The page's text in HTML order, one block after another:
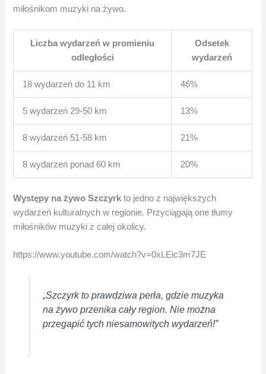
miłośnikom muzyki na żywo.
Liczba wydarzeń w promieniu
odległości
Odsetek
wydarzeń
18 wydarzeń do 11 km 46%
5 wydarzeń 29-50 km 13%
8 wydarzeń 51-58 km 21%
8 wydarzeń ponad 60 km 20%
Występy na żywo Szczyrk to jedno z największych
wydarzeń kulturalnych w regionie. Przyciągają one tłumy
miłośników muzyki z całej okolicy.
https://www.youtube.com/watch?v=0xLEic3m7JE
„Szczyrk to prawdziwa perła, gdzie muzyka
na żywo przenika cały region. Nie można
przegapić tych niesamowitych wydarzeń!”